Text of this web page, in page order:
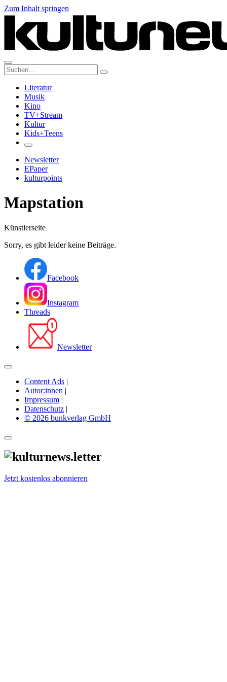
Zum Inhalt springen
Suche:
Literatur
Musik
Kino
TV+Stream
Kultur
Kids+Teens
Newsletter
EPaper
kulturpoints
Mapstation
Künstlerseite
Sorry, es gibt leider keine Beiträge.
Facebook
Instagram
Threads
Newsletter
Content Ads |
Autor:innen |
Impressum |
Datenschutz |
© 2026 bunkverlag GmbH
Jetzt kostenlos abonnieren